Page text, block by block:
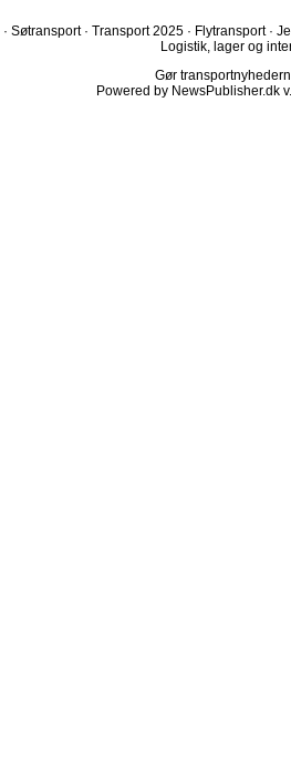
· Søtransport · Transport 2025 · Flytransport ·
Logistik, lager og
Gør
Powered by NewsPublisher.dk